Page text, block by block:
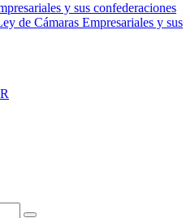
y sus confederaciones
de Cámaras Empresariales y sus